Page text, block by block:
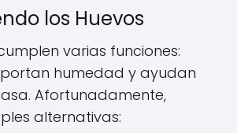
los Huevos
varias funciones:
humedad y ayudan
Afortunadamente,
alternativas: